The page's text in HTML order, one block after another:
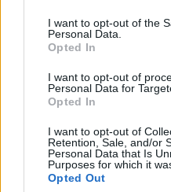
I want to opt-out of the
Personal Data.
Opted In
I want to opt-out of
Personal Data for
Opted In
I want to opt-out of
Retention, Sale, and/or
Personal Data that Is
Purposes for which it
Opted Out